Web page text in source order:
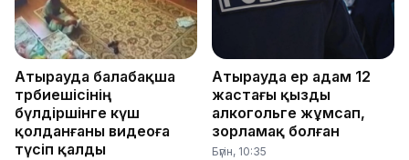
Атырауда балабақша
тәрбиешісінің
бүлдіршінге күш
қолданғаны видеоға
түсіп қалды
Атырауда ер адам 12
жастағы қызды
алкогольге жұмсап,
зорламақ болған
Бүгін, 10:35